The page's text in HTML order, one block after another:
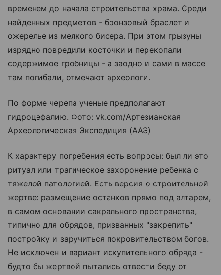
временем до начала строительства храма. Среди
найденных предметов - бронзовый браслет и
ожерелье из мелкого бисера. При этом грызуны
изрядно повредили косточки и перекопали
содержимое гробницы - а заодно и сами в массе
там погибали, отмечают археологи.
По форме черепа ученые предполагают
гидроцефалию. Фото: vk.com/Артезианская
Археологическая Экспедиция (ААЭ)
К характеру погребения есть вопросы: был ли это
ритуал или трагическое захоронение ребенка с
тяжелой патологией. Есть версия о строительной
жертве: размещение останков прямо под алтарем,
в самом основании сакрального пространства,
типично для обрядов, призванных "закрепить"
постройку и заручиться покровительством богов.
Не исключен и вариант искупительного обряда -
будто бы жертвой пытались отвести беду от